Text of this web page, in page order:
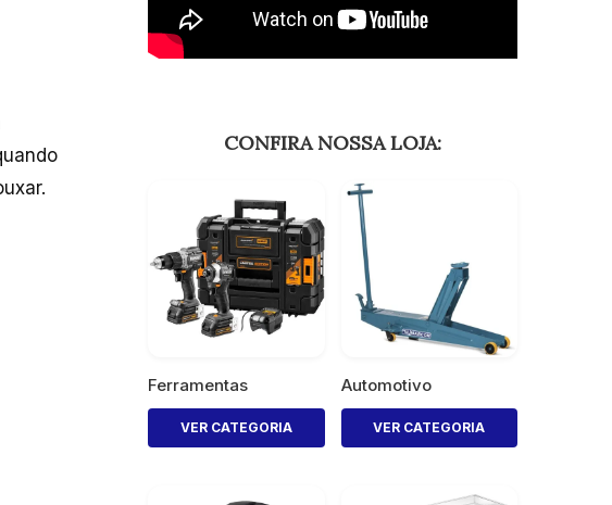
CONFIRA NOSSA LOJA:
Ferramentas
VER CATEGORIA
Automotivo
VER CATEGORIA